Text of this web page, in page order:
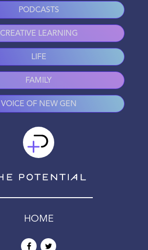
PODCASTS
CREATIVE LEARNING
LIFE
FAMILY
VOICE OF NEW GEN
HOME